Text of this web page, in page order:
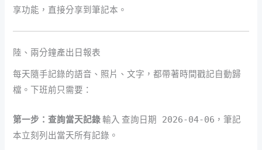
享功能，直接分享到筆記本。
陸、兩分鐘產出日報表
每天隨手記錄的語音、照片、文字，都帶著時間戳記自動歸
檔。下班前只需要：
第一步：查詢當天記錄輸入 查詢日期 2026-04-06 ，筆記
本立刻列出當天所有記錄。